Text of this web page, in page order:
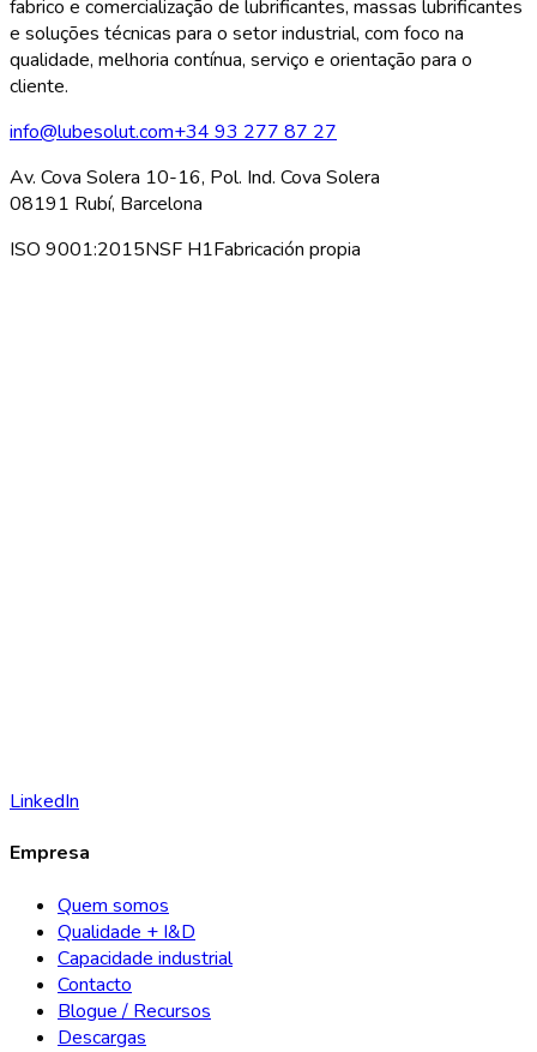
fabrico e comercialização de lubrificantes, massas lubrificantes
e soluções técnicas para o setor industrial, com foco na
qualidade, melhoria contínua, serviço e orientação para o
cliente.
info@lubesolut.com+34 93 277 87 27
Av. Cova Solera 10-16, Pol. Ind. Cova Solera
08191 Rubí, Barcelona
ISO 9001:2015NSF H1Fabricación propia
LinkedIn
Empresa
Quem somos
Qualidade + I&D
Capacidade industrial
Contacto
Blogue / Recursos
Descargas